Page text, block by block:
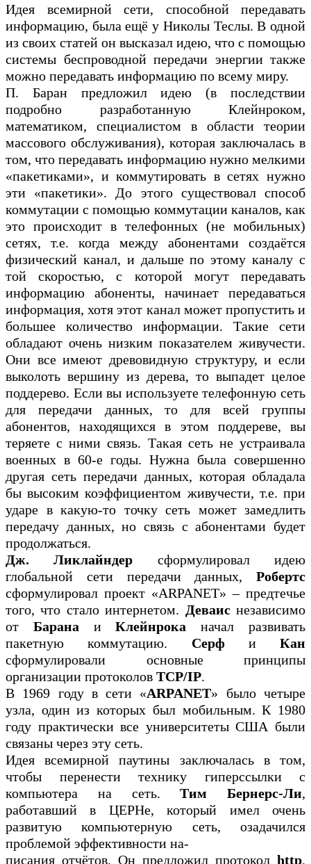
Идея всемирной сети, способной передавать
информацию, была ещё у Николы Теслы. В одной
из своих статей он высказал идею, что с помощью
системы беспроводной передачи энергии также
можно передавать информацию по всему миру.
П. Баран предложил идею (в последствии
подробно разработанную Клейнроком,
математиком, специалистом в области теории
массового обслуживания), которая заключалась в
том, что передавать информацию нужно мелкими
«пакетиками», и коммутировать в сетях нужно
эти «пакетики». До этого существовал способ
коммутации с помощью коммутации каналов, как
это происходит в телефонных (не мобильных)
сетях, т.е. когда между абонентами создаётся
физический канал, и дальше по этому каналу с
той скоростью, с которой могут передавать
информацию абоненты, начинает передаваться
информация, хотя этот канал может пропустить и
большее количество информации. Такие сети
обладают очень низким показателем живучести.
Они все имеют древовидную структуру, и если
выколоть вершину из дерева, то выпадет целое
поддерево. Если вы используете телефонную сеть
для передачи данных, то для всей группы
абонентов, находящихся в этом поддереве, вы
теряете с ними связь. Такая сеть не устраивала
военных в 60-е годы. Нужна была совершенно
другая сеть передачи данных, которая обладала
бы высоким коэффициентом живучести, т.е. при
ударе в какую-то точку сеть может замедлить
передачу данных, но связь с абонентами будет
продолжаться.
Дж. Ликлайндер сформулировал идею
глобальной сети передачи данных, Робертс
сформулировал проект «ARPANET» – предтечье
того, что стало интернетом. Деваиснезависимо
от Барана иКлейнрока начал развивать
пакетную коммутацию. Серфи Кан
сформулировали основные принципы
организации протоколов TCP/IP.
В 1969 году в сети «ARPANET» было четыре
узла, один из которых был мобильным. К 1980
году практически все университеты США были
связаны через эту сеть.
Идея всемирной паутины заключалась в том,
чтобы перенести технику гиперссылки с
компьютера на сеть.Тим Бернерс-Ли,
работавший в ЦЕРНе, который имел очень
развитую компьютерную сеть, озадачился
проблемой эффективности на-
писания отчётов. Он предложил протокол http,